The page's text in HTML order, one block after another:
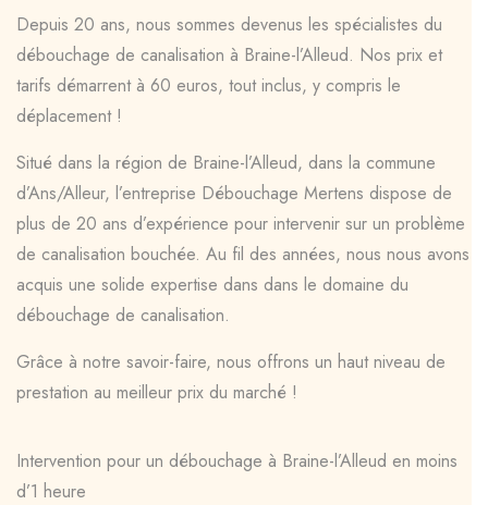
Depuis 20 ans, nous sommes devenus les spécialistes du
débouchage de canalisation à Braine-l’Alleud. Nos prix et
tarifs démarrent à 60 euros, tout inclus, y compris le
déplacement !
Situé dans la région de Braine-l’Alleud, dans la commune
d’Ans/Alleur, l’entreprise Débouchage Mertens dispose de
plus de 20 ans d’expérience pour intervenir sur un problème
de canalisation bouchée. Au fil des années, nous nous avons
acquis une solide expertise dans dans le domaine du
débouchage de canalisation.
Grâce à notre savoir-faire, nous offrons un haut niveau de
prestation au meilleur prix du marché !
Intervention pour un débouchage à Braine-l’Alleud en moins
d’1 heure